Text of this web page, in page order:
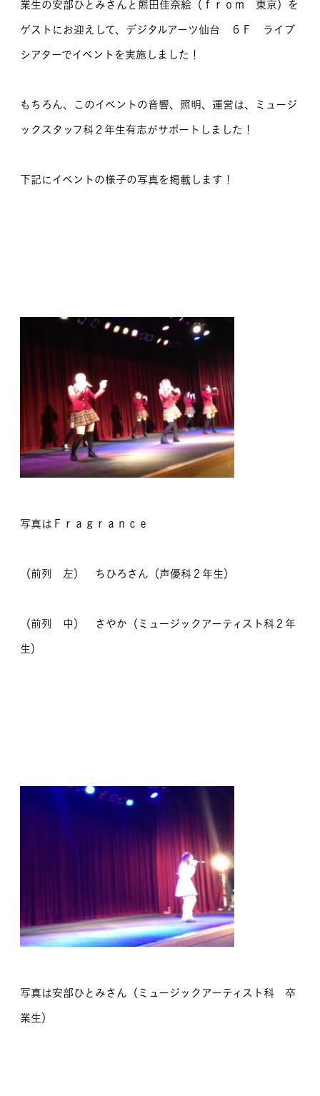
資料請求
お問い合わせ
交通アクセス
学校情報公開
よくある質問
個人情報保護
サイトマップ
業生の安部ひとみさんと熊田佳奈絵（ｆｒｏｍ 東京）を
ゲストにお迎えして、デジタルアーツ仙台 ６Ｆ ライブ
シアターでイベントを実施しました！
もちろん、このイベントの音響、照明、運営は、ミュージ
ックスタッフ科２年生有志がサポートしました！
下記にイベントの様子の写真を掲載します！
写真はＦｒａｇｒａｎｃｅ
（前列 左） ちひろさん（声優科２年生）
（前列 中） さやか（ミュージックアーティスト科２年
生）
写真は安部ひとみさん（ミュージックアーティスト科 卒
業生）